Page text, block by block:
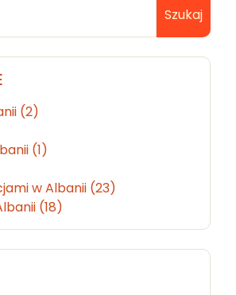
Szukaj
(2)
(1)
w Albanii (23)
(18)